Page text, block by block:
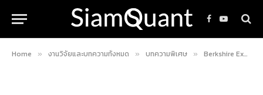
Facebook
YouTube
Home » งานวิจัยและบทความทั้งหมด » บทความพิเศษ » Berkshire Experience 2018 : ตะลุยถิ่นเนอบราสก้า เพื่อพบกับเทพเจ้าแห่งโอมาฮ่า Warren Buffett